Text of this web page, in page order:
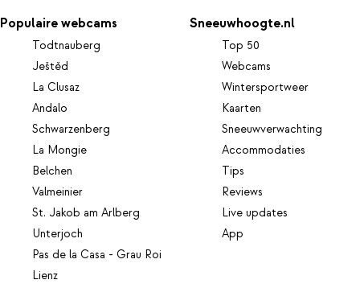
Populaire webcams
Todtnauberg
Ještěd
La Clusaz
Andalo
Schwarzenberg
La Mongie
Belchen
Valmeinier
St. Jakob am Arlberg
Unterjoch
Pas de la Casa - Grau Roi
Lienz
Sneeuwhoogte.nl
Top 50
Webcams
Wintersportweer
Kaarten
Sneeuwverwachting
Accommodaties
Tips
Reviews
Live updates
App